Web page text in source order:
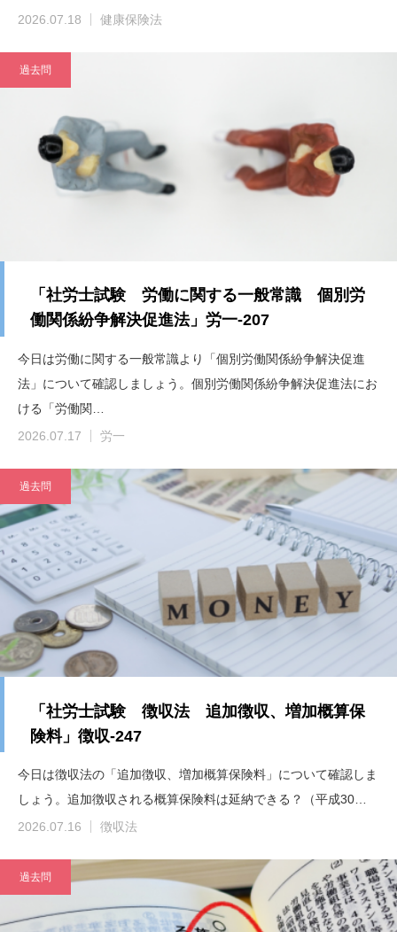
2026.07.18
健康保険法
過去問
「社労士試験 労働に関する一般常識 個別労
働関係紛争解決促進法」労一-207
今日は労働に関する一般常識より「個別労働関係紛争解決促進
法」について確認しましょう。個別労働関係紛争解決促進法にお
ける「労働関…
2026.07.17
労一
過去問
「社労士試験 徴収法 追加徴収、増加概算保
険料」徴収-247
今日は徴収法の「追加徴収、増加概算保険料」について確認しま
しょう。追加徴収される概算保険料は延納できる？（平成30…
2026.07.16
徴収法
過去問